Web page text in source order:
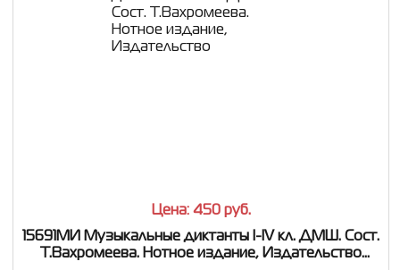
Цена: 450 руб.
15691МИ Музыкальные диктанты I-IV кл. ДМШ. Сост.
Т.Вахромеева. Нотное издание, Издательство